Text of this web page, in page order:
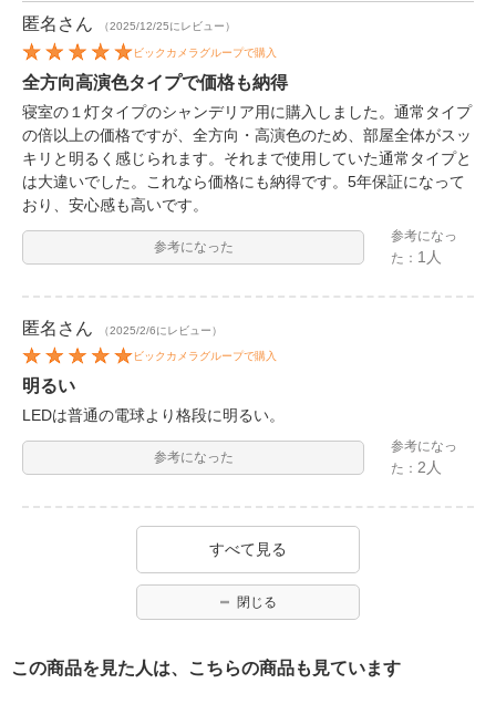
匿名 さん （2025/12/25にレビュー）
ビックカメラグループで購入
全方向高演色タイプで価格も納得
寝室の１灯タイプのシャンデリア用に購入しました。通常タイプ
の倍以上の価格ですが、全方向・高演色のため、部屋全体がスッ
キリと明るく感じられます。それまで使用していた通常タイプと
は大違いでした。これなら価格にも納得です。5年保証になって
おり、安心感も高いです。
参考になった
参考になっ
た： 1人
匿名 さん （2025/2/6にレビュー）
ビックカメラグループで購入
明るい
LEDは普通の電球より格段に明るい。
参考になった
参考になっ
た：2人
すべて見る
閉じる
この商品を見た人は、こちらの商品も見ています